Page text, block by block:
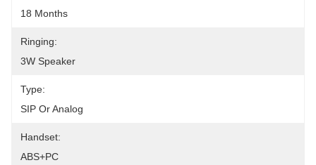
18 Months
Ringing:
3W Speaker
Type:
SIP Or Analog
Handset:
ABS+PC